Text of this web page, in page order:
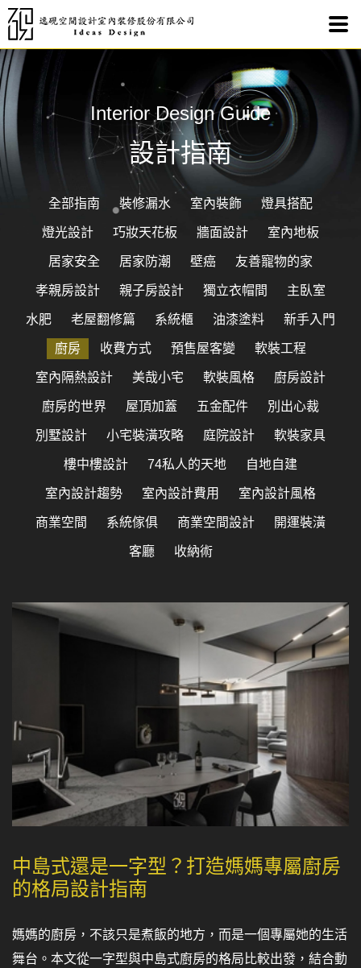
Interior Design Guide
設計指南
全部指南 裝修漏水 室內裝飾 燈具搭配
燈光設計 巧妝天花板 牆面設計 室內地板
居家安全 居家防潮 壁癌 友善寵物的家
孝親房設計 親子房設計 獨立衣帽間 主臥室
水肥 老屋翻修篇 系統櫃 油漆塗料 新手入門
廚房 收費方式 預售屋客變 軟裝工程
室內隔熱設計 美哉小宅 軟裝風格 廚房設計
廚房的世界 屋頂加蓋 五金配件 別出心裁
別墅設計 小宅裝潢攻略 庭院設計 軟裝家具
樓中樓設計 74私人的天地 自地自建
室內設計趨勢 室內設計費用 室內設計風格
商業空間 系統傢俱 商業空間設計 開運裝潢
客廳 收納術
中島式還是一字型？打造媽媽專屬廚房
的格局設計指南
媽媽的廚房，不該只是煮飯的地方，而是一個專屬她的生活
舞台。本文從一字型與中島式廚房的格局比較出發，結合動